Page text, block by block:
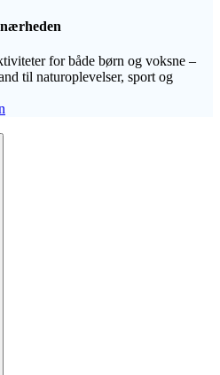
for både børn og voksne –
til naturoplevelser, sport og